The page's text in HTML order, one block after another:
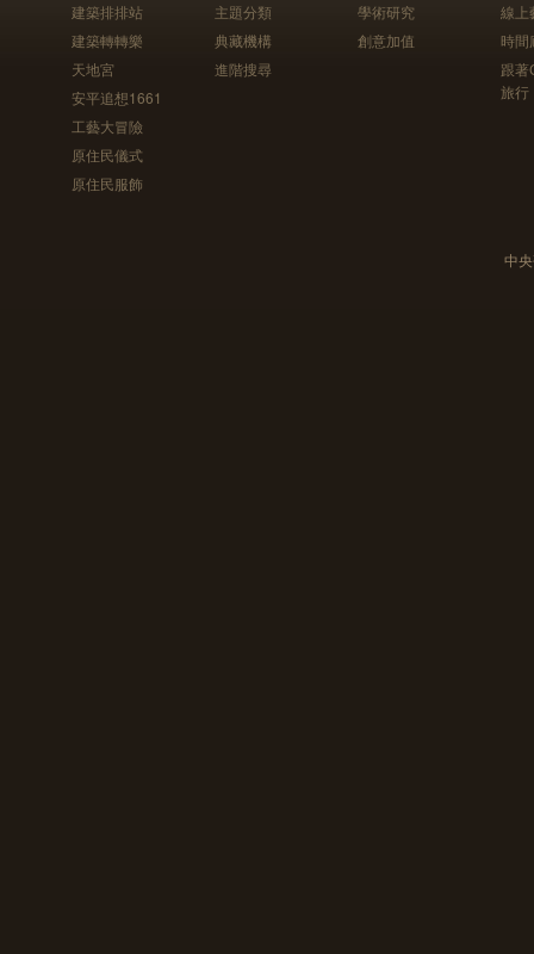
建築排排站
建築轉轉樂
天地宮
安平追想1661
工藝大冒險
原住民儀式
原住民服飾
主題分類
典藏機構
進階搜尋
學術研究
創意加值
線上
時間
跟
旅行
中